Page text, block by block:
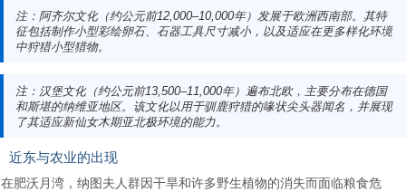
注：阿齐尔文化（约公元前12,000–10,000年）发展于欧洲西南部。其特
征包括制作小型彩绘卵石、石器工具尺寸减小，以及适应在更多样化环境
中狩猎小型猎物。
注：汉堡文化（约公元前13,500–11,000年）遍布北欧，主要分布在德国
和斯堪的纳维亚地区。该文化以用于驯鹿狩猎的喙状尖头器闻名，并展现
了其适应新仙女木期亚北极环境的能力。
近东与农业的出现
在肥沃月湾，纳图夫人群因干旱和许多野生植物的消失而面临粮食危